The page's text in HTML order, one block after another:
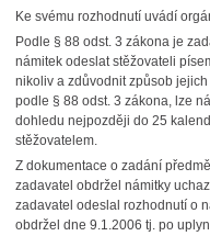
Ke svému rozhodnutí uvádí
Podle § 88 odst. 3 zákona je
námitek odeslat stěžovateli
nikoliv a zdůvodnit způsob
podle § 88 odst. 3 zákona, lze
dohledu nejpozději do 25
stěžovatelem.
Z dokumentace o zadání
zadavatel obdržel námitky
zadavatel odeslal rozhodnutí o
obdržel dne 9.1.2006 tj. po